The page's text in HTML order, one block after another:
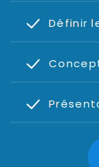
Définir